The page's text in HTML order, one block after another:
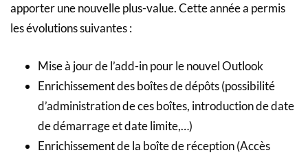
apporter une nouvelle plus-value. Cette année a permis
les évolutions suivantes :
Mise à jour de l’add-in pour le nouvel Outlook
Enrichissement des boîtes de dépôts (possibilité
d’administration de ces boîtes, introduction de date
de démarrage et date limite,…)
Enrichissement de la boîte de réception (Accès